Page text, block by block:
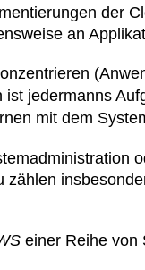
der
an
jedermanns
mit dem
einer Reihe von